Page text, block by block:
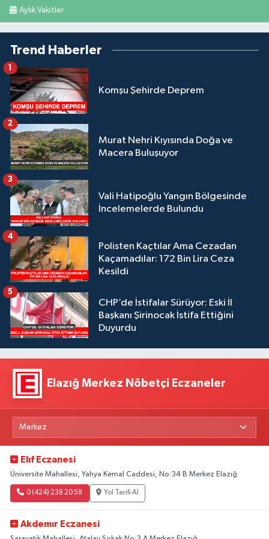
Aylık Vakitler
Trend Haberler
Komşu Şehirde Deprem
1
Murat Nehri Kıyısında Doğa ve
Macera Buluşuyor
2
Vali Hatipoğlu Yangın Bölgesinde
İncelemelerde Bulundu
3
Polisten Kaçtılar Ama Cezadan
Kaçamadılar: 172 Bin Lira Ceza
Kesildi
4
CHP’de İstifalar Sürüyor: Eski İl
Başkanı Şirinocak İstifa Ettiğini
Duyurdu
5
Elazığ Merkez Nöbetçi Eczaneler
Elıf Eczanesi
Üniversite Mahallesi, Yahya Kemal Caddesi, No:34 B Merkez Elazığ
0 (424) 238 20 58 Yol Tarifi Al
Akdemır Eczanesi